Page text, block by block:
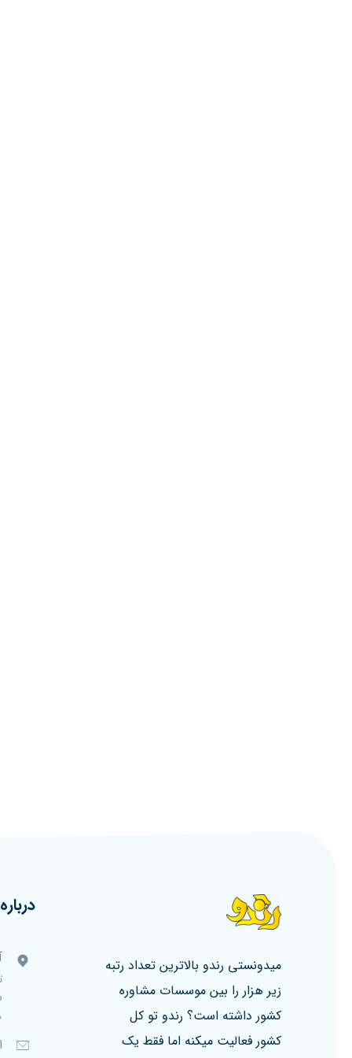
میدونستی رندو بالاترین تعداد رتبه
زیر هزار را بین موسسات مشاوره
کشور داشته است؟ رندو تو کل
کشور فعالیت میکنه اما فقط یک